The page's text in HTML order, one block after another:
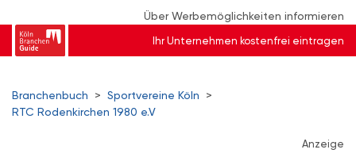
Über Werbemöglichkeiten informieren
Ihr Unternehmen kostenfrei eintragen
Branchenbuch > Sportvereine Köln
>
RTC Rodenkirchen 1980 e.V
Anzeige